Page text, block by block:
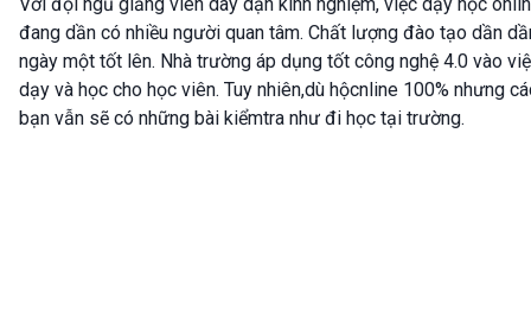
đang dần có nhiều người quan tâm. Chất lượng đào tạo dần
ngày một tốt lên. Nhà trường áp dụng tốt công nghệ 4.0 vào
dạy và học cho học viên. Tuy nhiên,dù hộcnline 100% nhưng
bạn vẫn sẽ có những bài kiểmtra như đi học tại trường.